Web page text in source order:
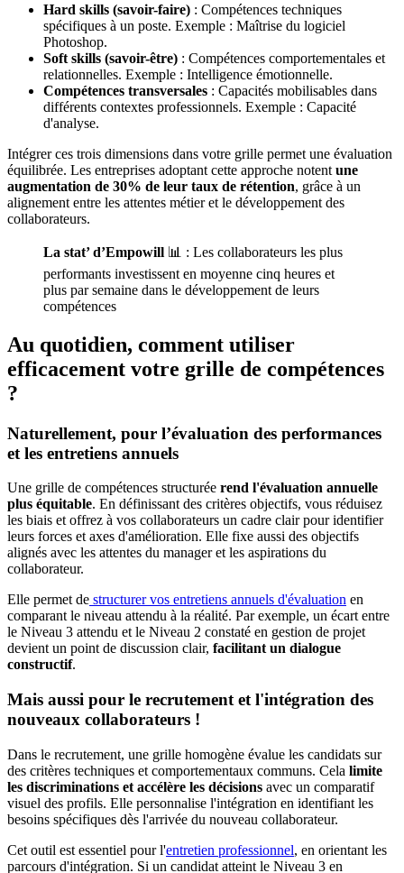
Hard skills (savoir-faire) : Compétences techniques
spécifiques à un poste. Exemple : Maîtrise du logiciel
Photoshop.
Soft skills (savoir-être) : Compétences comportementales et
relationnelles. Exemple : Intelligence émotionnelle.
Compétences transversales : Capacités mobilisables dans
différents contextes professionnels. Exemple : Capacité
d'analyse.
Intégrer ces trois dimensions dans votre grille permet une évaluation
équilibrée. Les entreprises adoptant cette approche notent une
augmentation de 30% de leur taux de rétention, grâce à un
alignement entre les attentes métier et le développement des
collaborateurs.
La stat’ d’Empowill 📊 : Les collaborateurs les plus
performants investissent en moyenne cinq heures et
plus par semaine dans le développement de leurs
compétences
Au quotidien, comment utiliser
efficacement votre grille de compétences
?
Naturellement, pour l’évaluation des performances
et les entretiens annuels
Une grille de compétences structurée rend l'évaluation annuelle
plus équitable. En définissant des critères objectifs, vous réduisez
les biais et offrez à vos collaborateurs un cadre clair pour identifier
leurs forces et axes d'amélioration. Elle fixe aussi des objectifs
alignés avec les attentes du manager et les aspirations du
collaborateur.
Elle permet de structurer vos entretiens annuels d'évaluation en
comparant le niveau attendu à la réalité. Par exemple, un écart entre
le Niveau 3 attendu et le Niveau 2 constaté en gestion de projet
devient un point de discussion clair, facilitant un dialogue
constructif.
Mais aussi pour le recrutement et l'intégration des
nouveaux collaborateurs !
Dans le recrutement, une grille homogène évalue les candidats sur
des critères techniques et comportementaux communs. Cela limite
les discriminations et accélère les décisions avec un comparatif
visuel des profils. Elle personnalise l'intégration en identifiant les
besoins spécifiques dès l'arrivée du nouveau collaborateur.
Cet outil est essentiel pour l'entretien professionnel, en orientant les
parcours d'intégration. Si un candidat atteint le Niveau 3 en